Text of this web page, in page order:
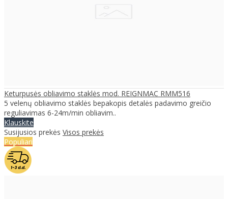
Keturpusės obliavimo staklės mod. REIGNMAC RMM516
5 velenų obliavimo staklės bepakopis detalės padavimo greičio
reguliavimas 6-24m/min obliavim..
Klauskite
Susijusios prekės Visos prekės
Populiari